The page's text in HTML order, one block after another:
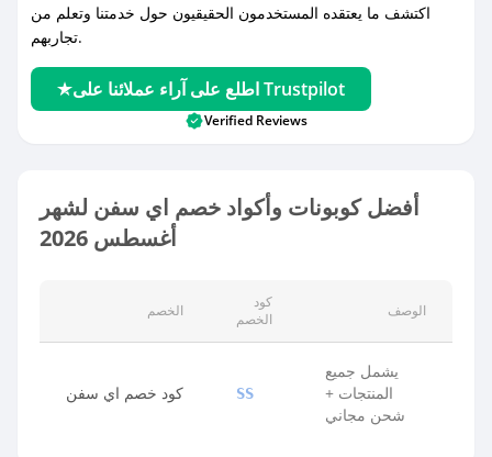
اكتشف ما يعتقده المستخدمون الحقيقيون حول خدمتنا وتعلم من
تجاربهم.
اطلع على آراء عملائنا على Trustpilot
Verified Reviews
أفضل كوبونات وأكواد خصم اي سفن لشهر
أغسطس 2026
الخصم
كود
الخصم
الوصف
كود خصم اي سفن SS
يشمل جميع
المنتجات +
شحن مجاني